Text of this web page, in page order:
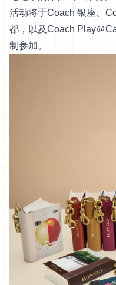
活动将于Coach 银座、
都，以及Coach Play＠
制参加。